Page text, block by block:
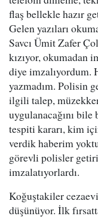
flaş bellekle hazır
Gelen yazıları
Savcı Ümit Zafer
kızıyor, okumadan
diye imzalıyordum.
yazmadım. Polisin
ilgili talep,
uygulanacağını
tespiti kararı, kim
verdik haberim
görevli polisler
imzalatıyorlardı.
Koğuştakiler
düşünüyor. İlk